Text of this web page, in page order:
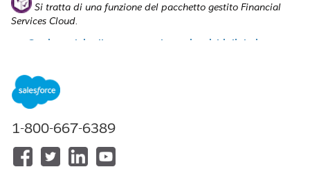
Si tratta di una funzione del pacchetto gestito Financial
Services Cloud.
Gestione dei roll-up per accelerare i carichi di dati
singolo record di appartenenza Account finanziario o
Relazione referente-account attivano aggiornamenti
le operazioni in blocco o il Generatore di gruppi mettono
in attesa gli aggiornamenti, il che significa che i dati
vengono caricati più lentamente quando sono abilitati i
1-800-667-6389